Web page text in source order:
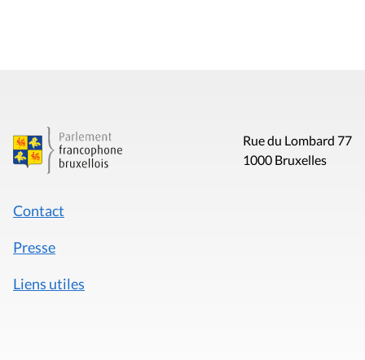
Rue du Lombard 77
1000 Bruxelles
Contact
Presse
Liens utiles